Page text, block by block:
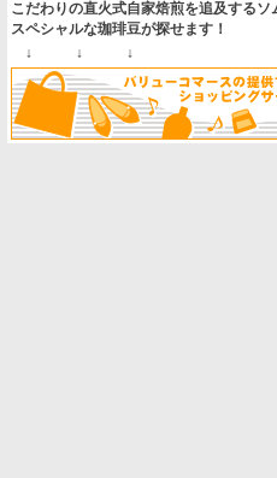
こだわりの直火式自家焙煎を追及するソ
スペシャルな珈琲豆が探せます！
↓ ↓ ↓